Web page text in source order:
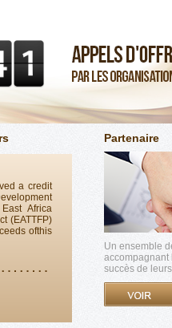
a credit
Africa
(EATTFP)
ofthis
Partenaire
Un ensemble
accompagnant
succès de